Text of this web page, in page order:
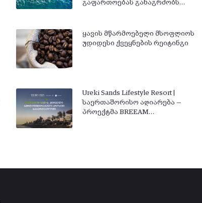
გაფართოებას განაგრძობს…
ყავის მწარმოებელი მსოფლიოს
უდიდესი ქვეყნების რეიტინგი
Ureki Sands Lifestyle Resort |
საერთაშორისო აღიარება —
პროექტმა BREEAM…